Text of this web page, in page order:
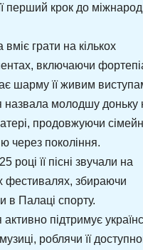
перший крок до
вміє грати на кількох
включаючи
шарму її живим
назвала молодшу доньку
продовжуючи
через покоління.
році її пісні звучали на
фестивалях, збираючи
в Палаці спорту.
активно підтримує
роблячи її